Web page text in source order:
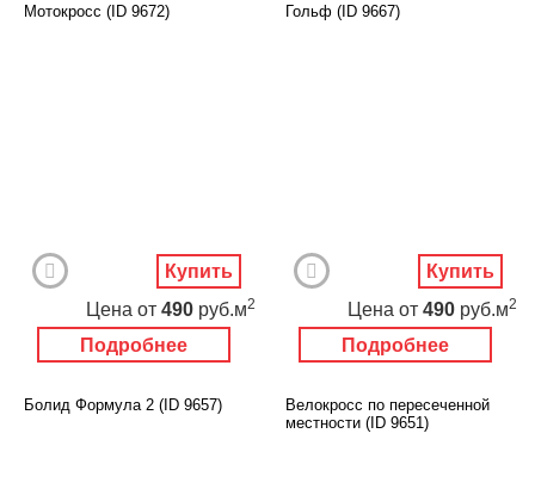
Мотокросс (ID 9672)
Подробнее
Цена от 490 руб.м2
Купить
Гольф (ID 9667)
Подробнее
Цена от 490 руб.м2
Купить
Болид Формула 2 (ID 9657)
Велокросс по пересеченной
местности (ID 9651)